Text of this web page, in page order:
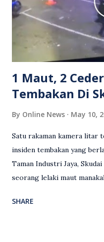
meluahkan rasa marah
serta memuji pemandu
Sebahagian netizen turut
mengambil tindakan
terhadap wanita dipercayai
1 Maut, 2
Tembakan Di
By Online News May 10,
Satu rakaman kamera litar
insiden tembakan yang
Taman Industri Jaya,
seorang lelaki maut
kejadian berlaku sekitar
SHARE